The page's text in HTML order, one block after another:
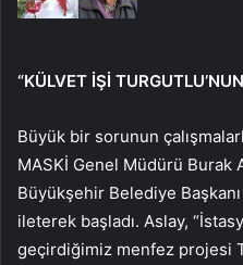
“KÜLVET İŞİ
Büyük bir sorunun
MASKİ Genel Müdürü Burak
Büyükşehir Belediye
ileterek başladı. Aslay,
geçirdiğimiz menfez projesi